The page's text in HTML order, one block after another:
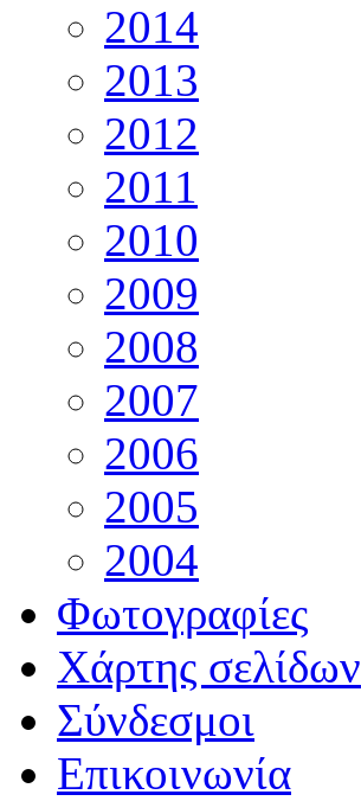
2014
2013
2012
2011
2010
2009
2008
2007
2006
2005
2004
Φωτογραφίες
Χάρτης σελίδων
Σύνδεσμοι
Επικοινωνία